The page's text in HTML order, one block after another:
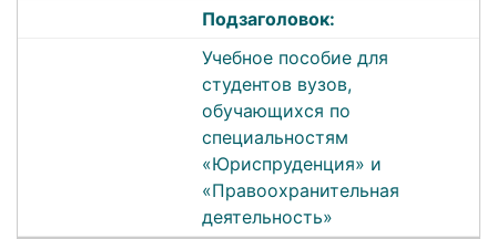
Подзаголовок:
Учебное пособие для
студентов вузов,
обучающихся по
специальностям
«Юриспруденция» и
«Правоохранительная
деятельность»